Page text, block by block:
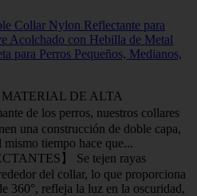
Collar Nylon Reflectante para
Acolchado con Hebilla de Metal
para Perros Pequeños, Medianos,
DE ALTA
de los perros, nuestros collares
una construcción de doble capa,
mismo tiempo hace que...
】 Se tejen rayas
del collar, lo que proporciona
360°, refleja la luz en la oscuridad,